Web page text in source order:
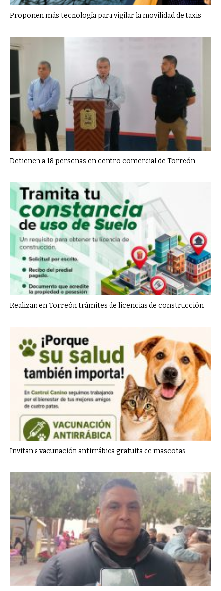
Proponen más tecnología para vigilar la movilidad de taxis
Detienen a 18 personas en centro comercial de Torreón
Realizan en Torreón trámites de licencias de construcción
Invitan a vacunación antirrábica gratuita de mascotas